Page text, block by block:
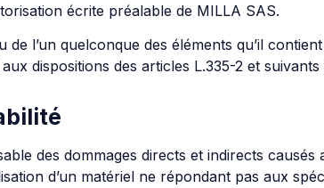
écrite préalable de MILLA SAS.
l’un quelconque des éléments qu’il
dispositions des articles L.335-2 et
des dommages directs et indirects causés
d’un matériel ne répondant pas aux